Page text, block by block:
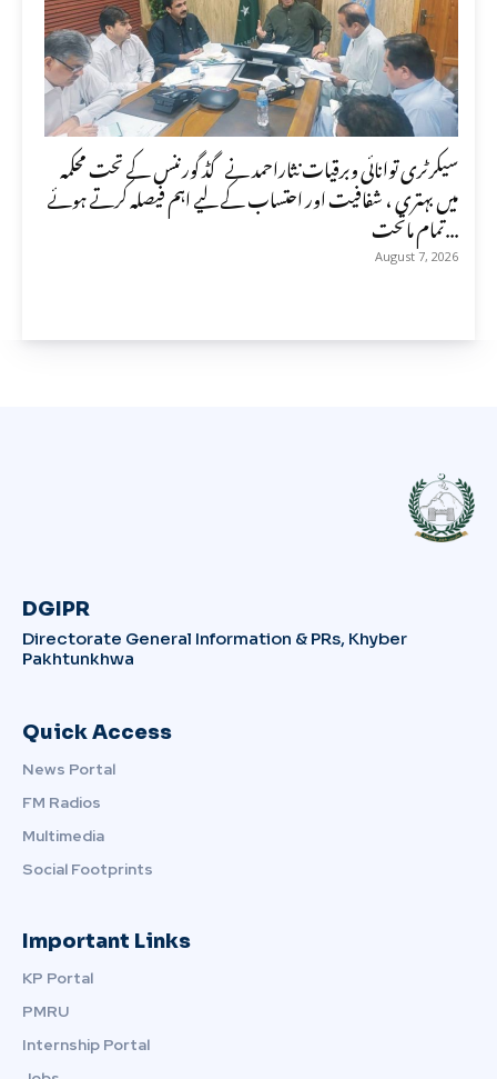
سیکرٹری توانائی وبرقیات نثاراحمد نے گڈ گورننس کے تحت محکمہ
میں بہتری ، شفافیت اور احتساب کے لیے اہم فیصلہ کرتے ہوئے
تمام ماتحت...
August 7, 2026
DGIPR
Directorate General Information & PRs, Khyber
Pakhtunkhwa
Quick Access
News Portal
FM Radios
Multimedia
Social Footprints
Important Links
KP Portal
PMRU
Internship Portal